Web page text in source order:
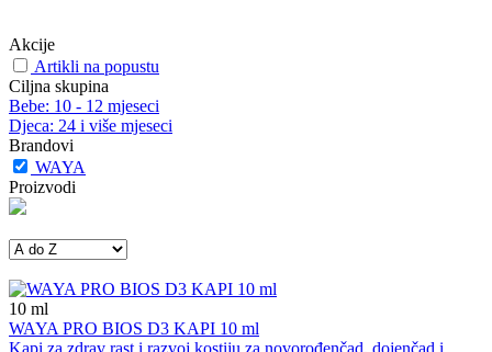
Akcije
Artikli na popustu
Ciljna skupina
Bebe: 10 - 12 mjeseci
Djeca: 24 i više mjeseci
Brandovi
WAYA
Proizvodi
10 ml
WAYA PRO BIOS D3 KAPI 10 ml
Kapi za zdrav rast i razvoj kostiju za novorođenčad, dojenčad i